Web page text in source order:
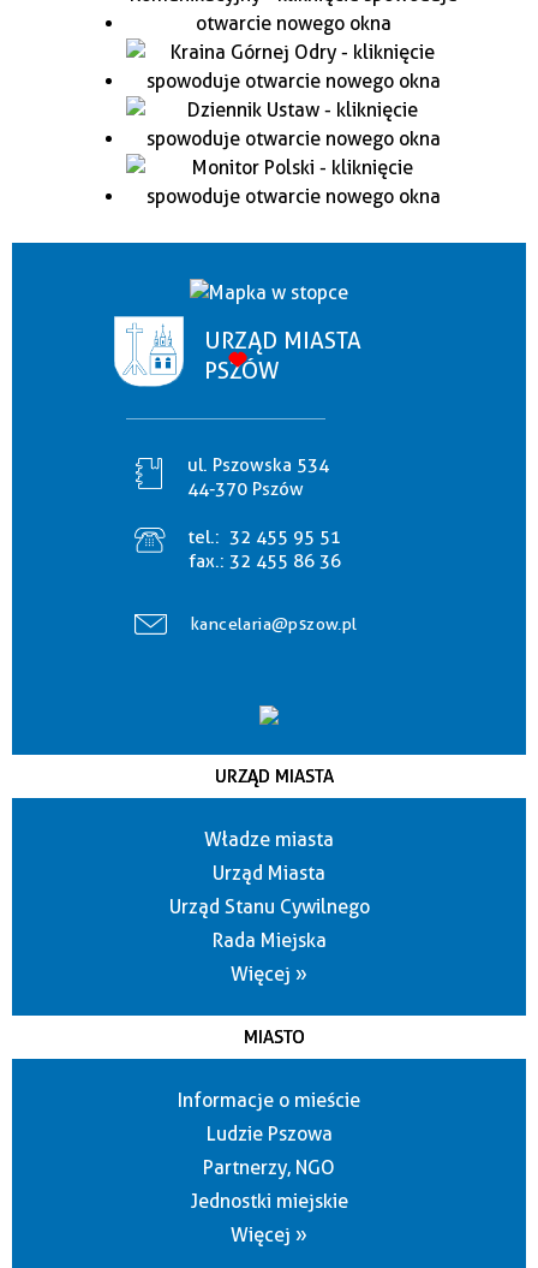
URZĄD MIASTA
PSZÓW
ul. Pszowska 534
44-370 Pszów
tel.: 32 455 95 51
fax.: 32 455 86 36
kancelaria@pszow.pl
URZĄD MIASTA
Władze miasta
Urząd Miasta
Urząd Stanu Cywilnego
Rada Miejska
Więcej »
MIASTO
Informacje o mieście
Ludzie Pszowa
Partnerzy, NGO
Jednostki miejskie
Więcej »